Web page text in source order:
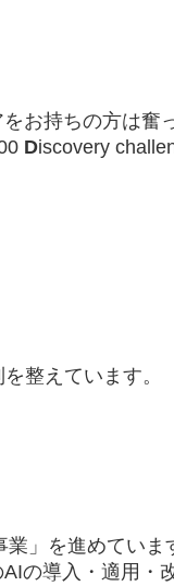
お持ちの方は奮
Discovery
整えています。
」を進めてい
の導入・適用・